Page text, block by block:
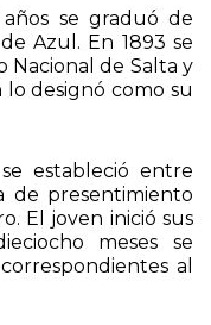
se graduó de
Azul. En 1893 se
Nacional de Salta y
designó como su
estableció entre
de presentimiento
El joven inició sus
meses se
al